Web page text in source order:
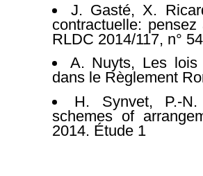
J. Gasté, X.
contractuelle:
RLDC 2014/117, n°
A. Nuyts, Les lois
dans le Règlement
H. Synvet, P.-
schemes of
2014. Étude 1